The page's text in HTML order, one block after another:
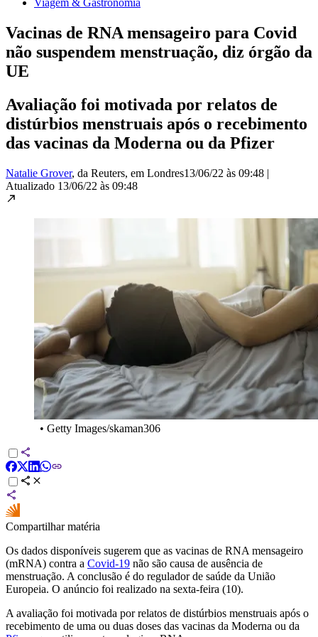
Viagem & Gastronomia
Vacinas de RNA mensageiro para Covid
não suspendem menstruação, diz órgão da
UE
Avaliação foi motivada por relatos de
distúrbios menstruais após o recebimento
das vacinas da Moderna ou da Pfizer
Natalie Grover, da Reuters, em Londres13/06/22 às 09:48 |
Atualizado 13/06/22 às 09:48
• Getty Images/skaman306
Compartilhar matéria
Os dados disponíveis sugerem que as vacinas de RNA mensageiro
(mRNA) contra a Covid-19 não são causa de ausência de
menstruação. A conclusão é do regulador de saúde da União
Europeia. O anúncio foi realizado na sexta-feira (10).
A avaliação foi motivada por relatos de distúrbios menstruais após o
recebimento de uma ou duas doses das vacinas da Moderna ou da